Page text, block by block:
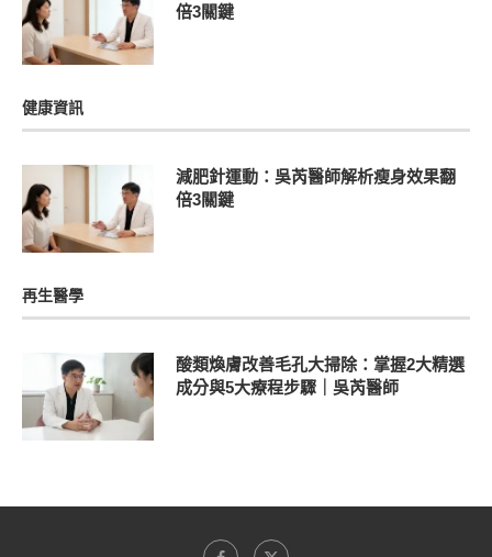
倍3關鍵
健康資訊
減肥針運動：吳芮醫師解析瘦身效果翻
倍3關鍵
再生醫學
酸類煥膚改善毛孔大掃除：掌握2大精選
成分與5大療程步驟｜吳芮醫師